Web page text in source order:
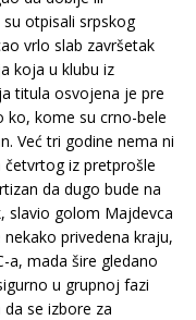
otpisali srpskog
vrlo slab završetak
koja u klubu iz
titula osvojena je pre
ko, kome su crno-bele
Već tri godine nema ni
iz pretprošle
da dugo bude na
slavio golom Majdevca
privedena kraju,
a, mada šire gledano
u grupnoj fazi
se izbore za